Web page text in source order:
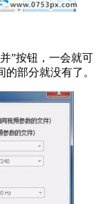
”按钮，一会就可
部分就没有了。